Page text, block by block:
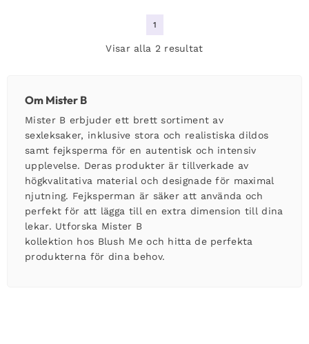
1
Visar alla 2 resultat
Om Mister B
Mister B erbjuder ett brett sortiment av
sexleksaker, inklusive stora och realistiska dildos
samt fejksperma för en autentisk och intensiv
upplevelse. Deras produkter är tillverkade av
högkvalitativa material och designade för maximal
njutning. Fejksperman är säker att använda och
perfekt för att lägga till en extra dimension till dina
lekar. Utforska Mister B
kollektion hos Blush Me och hitta de perfekta
produkterna för dina behov.